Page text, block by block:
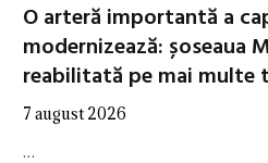
O arteră importantă a
modernizează: șoseaua
reabilitată pe mai multe
7 august 2026
…